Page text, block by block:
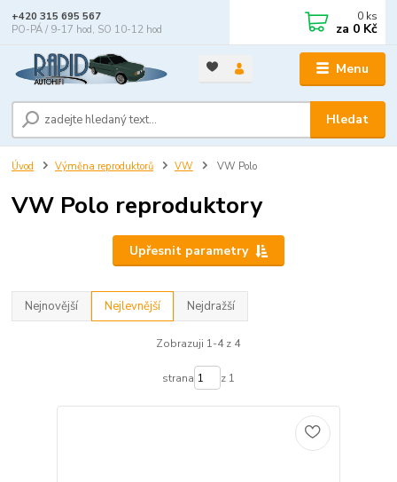
Menu
Hledat
+420 315 695 567
PO-PÁ / 9-17 hod, SO 10-12 hod
0 ks
za 0 Kč
Úvod Výměna reproduktorů VW VW Polo
VW Polo reproduktory
Upřesnit parametry
Nejnovější Nejlevnější Nejdražší
Zobrazuji 1-4 z 4
strana z 1